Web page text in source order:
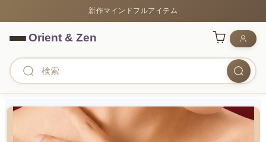
新作マインドフルアイテム